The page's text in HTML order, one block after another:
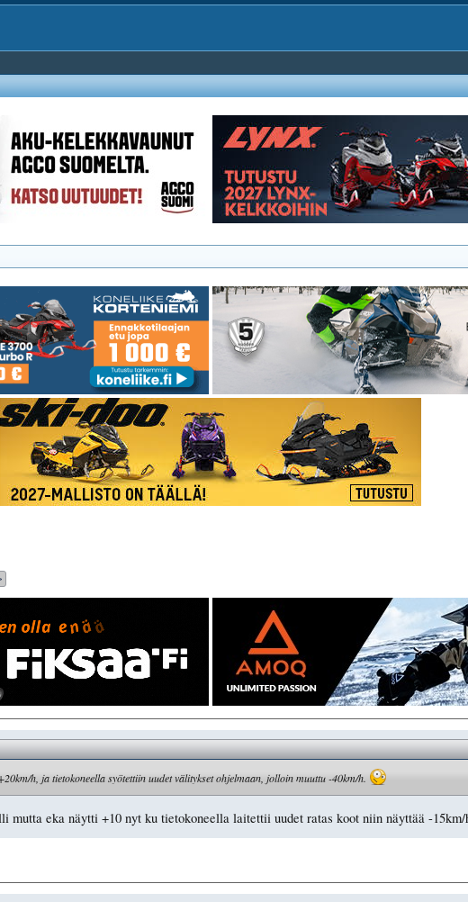
h, ja tietokoneella syötettiin uudet välitykset ohjelmaan, jolloin muuttu -40km/h.
mutta eka näytti +10 nyt ku tietokoneella laitettii uudet ratas koot niin näyttää -15km/